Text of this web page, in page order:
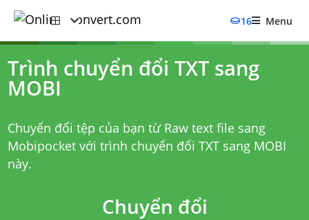
16 Menu
Trình chuyển đổi TXT sang
MOBI
Chuyển đổi tệp của bạn từ Raw text file sang
Mobipocket với trình chuyển đổi TXT sang MOBI
này.
Chuyển đổi